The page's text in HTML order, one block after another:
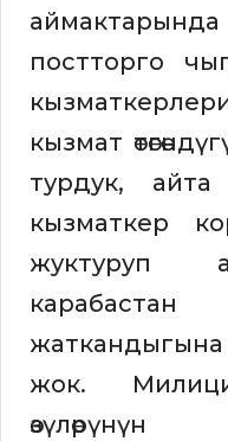
постторго
кызмат
турдук,
кызматкер
жуктуруп
жок.